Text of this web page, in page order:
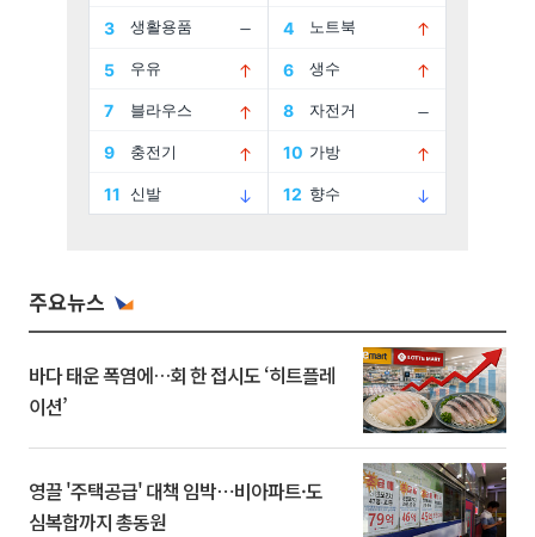
주요뉴스
바다 태운 폭염에…회 한 접시도 ‘히트플레
이션’
영끌 '주택공급' 대책 임박⋯비아파트·도
심복합까지 총동원